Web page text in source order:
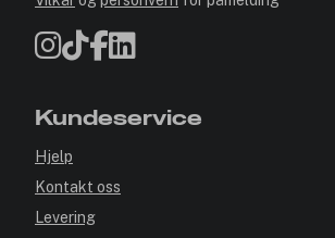
Kundeservice
Hjelp
Kontakt oss
Levering